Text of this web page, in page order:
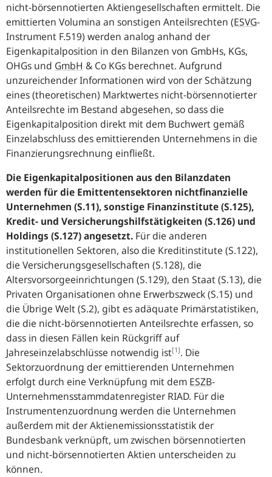
nicht-börsennotierten Aktiengesellschaften ermittelt. Die
emittierten Volumina an sonstigen Anteilsrechten (ESVG-
Instrument F.519) werden analog anhand der
Eigenkapitalposition in den Bilanzen von GmbHs, KGs,
OHGs und GmbH & Co KGs berechnet. Aufgrund
unzureichender Informationen wird von der Schätzung
eines (theoretischen) Marktwertes nicht-börsennotierter
Anteilsrechte im Bestand abgesehen, so dass die
Eigenkapitalposition direkt mit dem Buchwert gemäß
Einzelabschluss des emittierenden Unternehmens in die
Finanzierungsrechnung einfließt.
Die Eigenkapitalpositionen aus den Bilanzdaten
werden für die Emittentensektoren nichtfinanzielle
Unternehmen (S.11), sonstige Finanzinstitute (S.125),
Kredit- und Versicherungshilfstätigkeiten (S.126) und
Holdings (S.127) angesetzt. Für die anderen
institutionellen Sektoren, also die Kreditinstitute (S.122),
die Versicherungsgesellschaften (S.128), die
Altersvorsorgeeinrichtungen (S.129), den Staat (S.13), die
Privaten Organisationen ohne Erwerbszweck (S.15) und
die Übrige Welt (S.2), gibt es adäquate Primärstatistiken,
die die nicht-börsennotierten Anteilsrechte erfassen, so
dass in diesen Fällen kein Rückgriff auf
Jahreseinzelabschlüsse notwendig ist[1]. Die
Sektorzuordnung der emittierenden Unternehmen
erfolgt durch eine Verknüpfung mit dem ESZB-
Unternehmensstammdatenregister RIAD. Für die
Instrumentenzuordnung werden die Unternehmen
außerdem mit der Aktienemissionsstatistik der
Bundesbank verknüpft, um zwischen börsennotierten
und nicht-börsennotierten Aktien unterscheiden zu
können.